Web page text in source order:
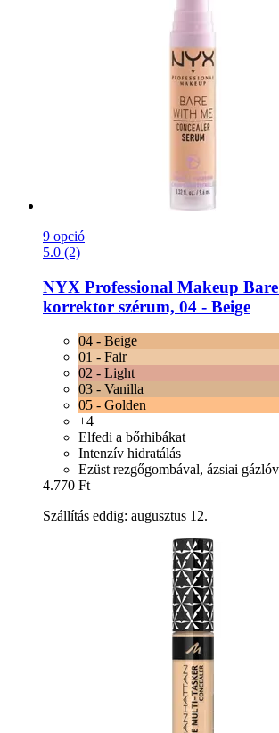
9 opció
5.0 (2)
NYX Professional Makeup
korrektor szérum, 04 -​ Beige
04 - Beige
01 - Fair
02 - Light
03 - Vanilla
05 - Golden
+4
Elfedi a bőrhibákat
Intenzív hidratálás
Ezüst rezgőgombával, ázsiai
4.770 Ft
Szállítás eddig: augusztus 12.